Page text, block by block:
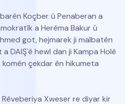
Koçber û Penaberan a
a Herêma Bakur û
got, hejmarek ji malbatên
DAIŞ`ê hewl dan ji Kampa Holê
çekdar ên hikumeta
Xweser re diyar kir